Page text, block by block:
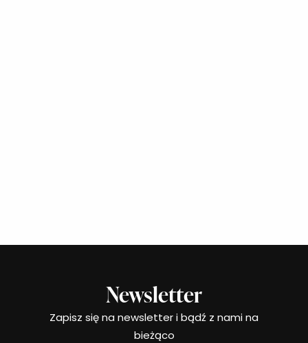
Newsletter
Zapisz się na newsletter i bądź z nami na
bieżąco